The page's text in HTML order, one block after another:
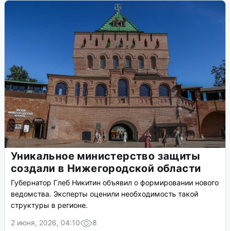
Уникальное министерство защиты
создали в Нижегородской области
Губернатор Глеб Никитин объявил о формировании нового
ведомства. Эксперты оценили необходимость такой
структуры в регионе.
2 июня, 2026, 04:10
8